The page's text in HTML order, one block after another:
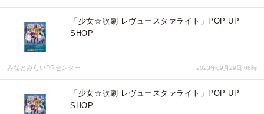
「少女☆歌劇 レヴュースタァライト」POP UP
SHOP
みなとみらいPRセンター 2023年09月29日 06時
「少女☆歌劇 レヴュースタァライト」POP UP
SHOP